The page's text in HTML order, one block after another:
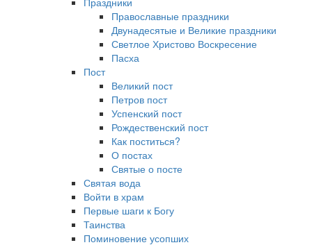
Православные праздники
Двунадесятые и Великие праздники
Светлое Христово Воскресение
Пасха
Пост
Великий пост
Петров пост
Успенский пост
Рождественский пост
Как поститься?
О постах
Святые о посте
Святая вода
Войти в храм
Первые шаги к Богу
Таинства
Поминовение усопших